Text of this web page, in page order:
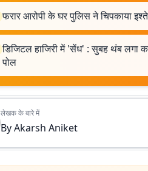
फरार आरोपी के घर पुलिस ने चिपकाया
डिजिटल हाजिरी में 'सेंध' : सुबह थंब लगा
पोल
लेखक के बारे में
ByAkarsh Aniket